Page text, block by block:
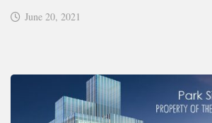
June 20, 2021